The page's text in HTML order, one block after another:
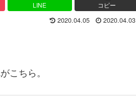
LINE コピー
2020.04.05 2020.04.03
こちら。